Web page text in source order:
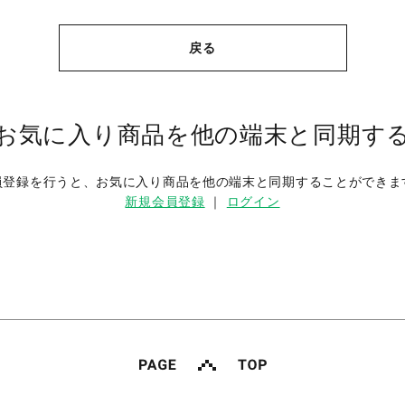
戻る
気に入り商品を他の端末と同期す
登録を行うと、お気に入り商品を他の端末と同期することができま
新規会員登録 ｜ ログイン